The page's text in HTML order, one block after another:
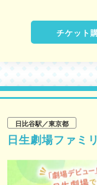
チケット
日比谷駅／東京都
日生劇場ファミ